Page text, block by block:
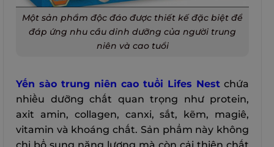
Một sản phẩm độc đáo được thiết kế đặc biệt để
đáp ứng nhu cầu dinh dưỡng của người trung
niên và cao tuổi
Yến sào trung niên cao tuổi Lifes Nest chứa
nhiều dưỡng chất quan trọng như protein,
axit amin, collagen, canxi, sắt, kẽm, magiê,
vitamin và khoáng chất. Sản phẩm này không